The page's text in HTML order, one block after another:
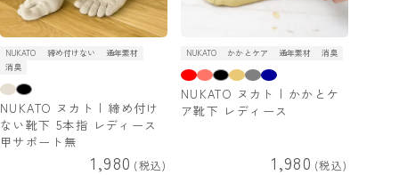
NUKATO 締め付けない
通年素材
消臭
NUKATO ヌカト | 締め付け
ない靴下 5本指 レディース
甲サポート無
1,980 税込
NUKATO かかとケア 通年素材 消臭
NUKATO ヌカト | かかとケ
ア靴下 レディース
1,980 税込